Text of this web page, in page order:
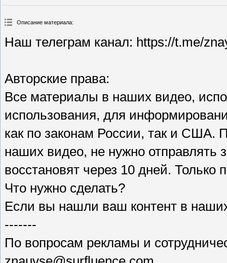
Описание материала:
Наш телеграм канал: https://t.me/
Авторские права:
Все материалы в наших видео,
использования, для
как по законам России, так и США.
наших видео, не нужно отправлять
восстановят через 10 дней. Только
Что нужно сделать?
Если вы нашли ваш контент в
-------
По вопросам рекламы и